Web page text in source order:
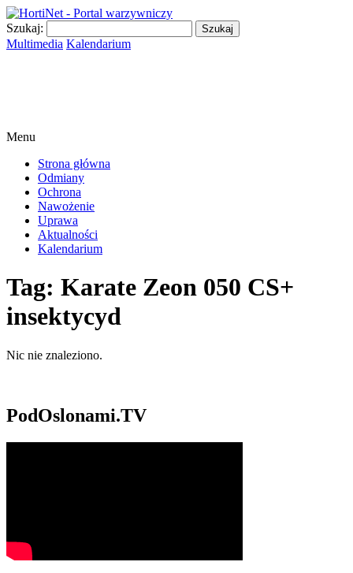
Szukaj:
Multimedia Kalendarium
Menu
Strona główna
Odmiany
Ochrona
Nawożenie
Uprawa
Aktualności
Kalendarium
Tag: Karate Zeon 050 CS+
insektycyd
Nic nie znaleziono.
PodOslonami.TV